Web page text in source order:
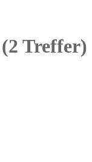
(2 Treffer)